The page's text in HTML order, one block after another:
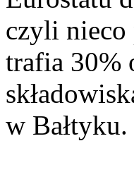
czyli nieco
trafia 30%
w Bałtyku.